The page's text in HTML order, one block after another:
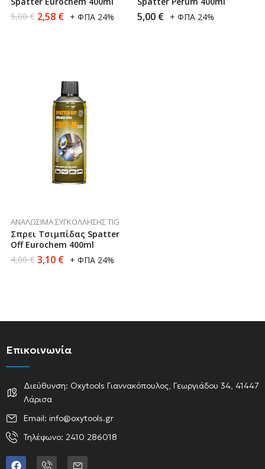
5,00€ 2,58 € + ΦΠΑ 24% 5,00 € + ΦΠΑ 24%
ΑΝΑΛΏΣΙΜΑ ΣΥΓΚΌΛΛΗΣΗΣ TIG
Σπρει Τσιμπίδας Spatter
Off Eurochem 400ml
4,00€ 3,10 € + ΦΠΑ 24%
Επικοινωνία
Διεύθυνση: Oxytools Γιαννακόπουλος, Γεωργιάδου 34, 41447
Λάρισα
Email: info@oxytools.gr
Τηλέφωνο: 2410 286018